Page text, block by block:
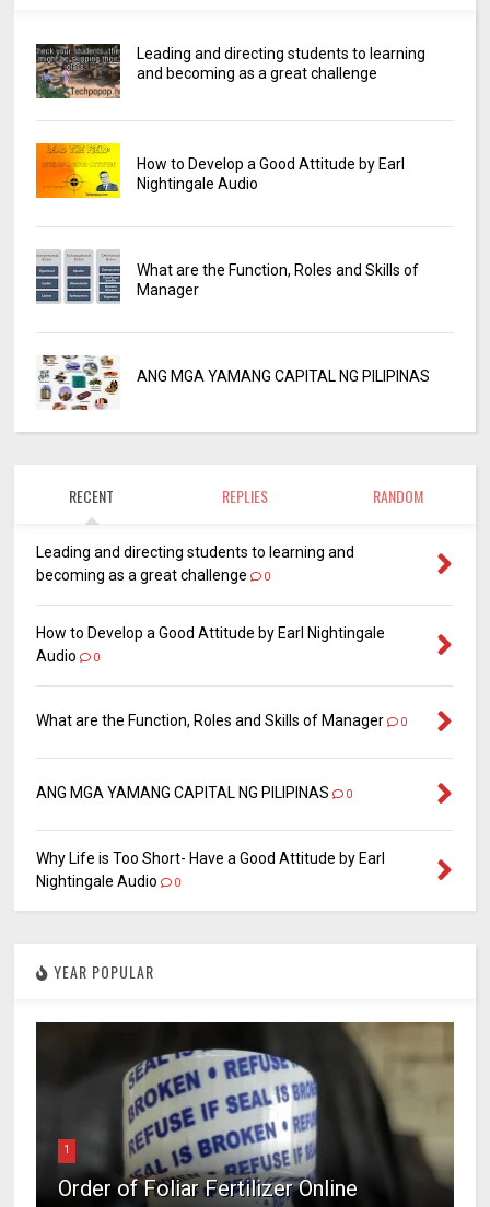
Leading and directing students to learning
and becoming as a great challenge
How to Develop a Good Attitude by Earl
Nightingale Audio
What are the Function, Roles and Skills of
Manager
ANG MGA YAMANG CAPITAL NG PILIPINAS
RECENT REPLIES RANDOM
Leading and directing students to learning and
becoming as a great challenge
0
How to Develop a Good Attitude by Earl Nightingale
Audio
0
What are the Function, Roles and Skills of Manager 0
ANG MGA YAMANG CAPITAL NG PILIPINAS 0
Why Life is Too Short- Have a Good Attitude by Earl
Nightingale Audio
0
YEAR POPULAR
1
Order of Foliar Fertilizer Online